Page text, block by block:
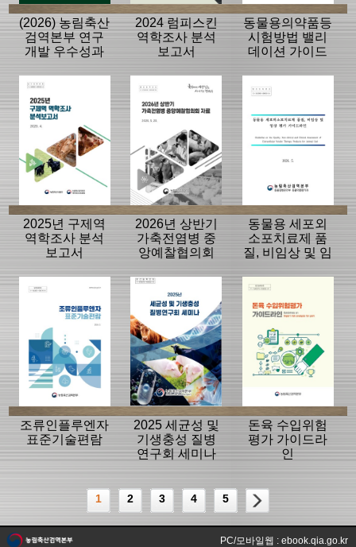
(2026) 농림축산
검역본부 연구
개발 우수성과
2024 럼피스킨
역학조사 분석
보고서
동물용의약품등
시험방법 밸리
데이션 가이드
2025년 구제역
역학조사 분석
보고서
2026년 상반기
가축전염병 중
앙예찰협의회
동물용 세포외
소포치료제 품
질, 비임상 및 임
라인
조류인플루엔자
표준기술편람
2025 세균성 및
기생충성 질병
연구회 세미나
돈육 수입위험
평가 가이드라
인
1 2 3 4 5
PC/모바일웹 : ebook.qia.go.kr